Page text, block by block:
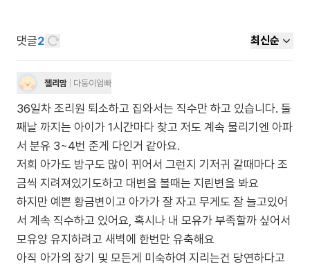
댓글2 최신순
젤리맘 다둥이엄빠
36일차 조리원 퇴소하고 집와서는 직수만 하고 있습니다. 둘
째날 까지는 아이가 1시간마다 찾고 저도 계속 물리기엔 아파
서 분유 3~4번 준게 다인거 같아요.
저희 아가도 방구도 많이 뀌어서 그런지 기저귀 갈때마다 조
금씩 지려져있기도하고 대변을 볼때는 지린변을 봐요
하지만 예쁜 황금변이고 아가가 잘 자고 무게도 잘 늘고있어
서 계속 직수하고 있어요, 혹시나 내 모유가 부족할까 싶어서
모유양 유지하려고 새벽에 한번만 유축해요
아직 아가의 장기 및 모든게 미숙하여 지리는건 당연하다고